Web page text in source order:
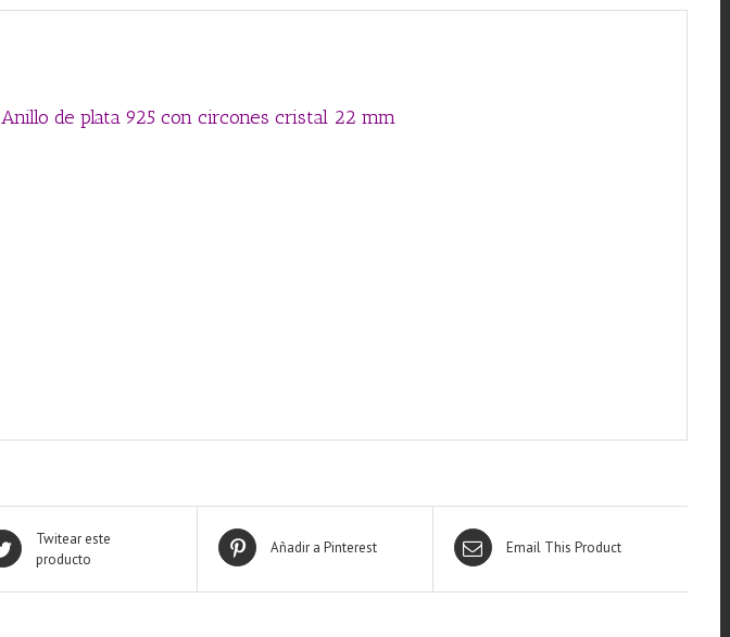
Anillo de plata 925 con circones cristal 22 mm
Twitear este
producto
Añadir a Pinterest Email This Product